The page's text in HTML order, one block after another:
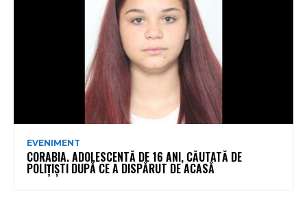
EVENIMENT
CORABIA. ADOLESCENTĂ DE 16 ANI, CĂUTATĂ DE
POLIȚIȘTI DUPĂ CE A DISPĂRUT DE ACASĂ